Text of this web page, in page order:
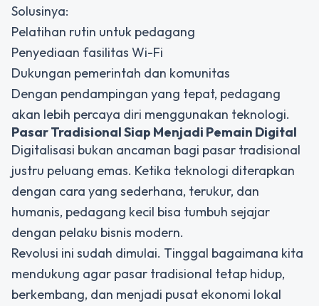
Solusinya:
Pelatihan rutin untuk pedagang
Penyediaan fasilitas Wi-Fi
Dukungan pemerintah dan komunitas
Dengan pendampingan yang tepat, pedagang
akan lebih percaya diri menggunakan teknologi.
Pasar Tradisional Siap Menjadi Pemain Digital
Digitalisasi bukan ancaman bagi pasar tradisional
justru peluang emas. Ketika teknologi diterapkan
dengan cara yang sederhana, terukur, dan
humanis, pedagang kecil bisa tumbuh sejajar
dengan pelaku bisnis modern.
Revolusi ini sudah dimulai. Tinggal bagaimana kita
mendukung agar pasar tradisional tetap hidup,
berkembang, dan menjadi pusat ekonomi lokal